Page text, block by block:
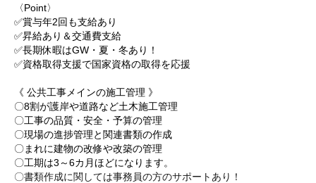
〈Point〉
✅賞与年2回も支給あり
✅昇給あり＆交通費支給
✅長期休暇はGW・夏・冬あり！
✅資格取得支援で国家資格の取得を応援
《 公共工事メインの施工管理 》
〇8割が護岸や道路など土木施工管理
〇工事の品質・安全・予算の管理
〇現場の進捗管理と関連書類の作成
〇まれに建物の改修や改築の管理
〇工期は3～6カ月ほどになります。
〇書類作成に関しては事務員の方のサポートあり！